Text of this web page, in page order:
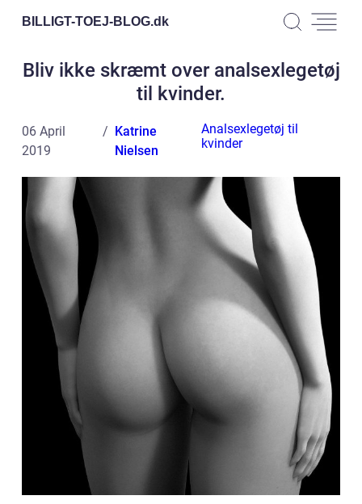
BILLIGT-TOEJ-BLOG.dk
Bliv ikke skræmt over analsexlegetøj
til kvinder.
06 April
2019
Katrine
Nielsen
Analsexlegetøj til
kvinder